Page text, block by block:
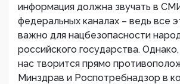
информация должна звучать в
федеральных каналах – ведь все
важно для нацбезопасности
российского государства.
нас творится прямо
Минздрав и Роспотребнадзор в